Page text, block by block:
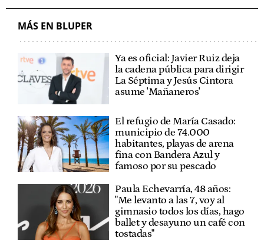
MÁS EN BLUPER
Ya es oficial: Javier Ruiz deja
la cadena pública para dirigir
La Séptima y Jesús Cintora
asume 'Mañaneros'
El refugio de María Casado:
municipio de 74.000
habitantes, playas de arena
fina con Bandera Azul y
famoso por su pescado
Paula Echevarría, 48 años:
"Me levanto a las 7, voy al
gimnasio todos los días, hago
ballet y desayuno un café con
tostadas"